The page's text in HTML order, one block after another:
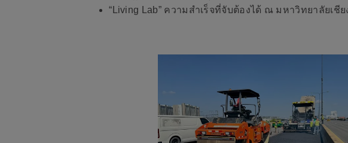
“Living Lab” ความสำเร็จที่จับต้องได้ ณ มหาวิทยาลัยเชีย